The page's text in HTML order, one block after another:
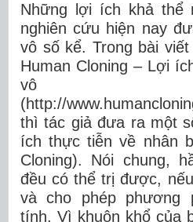
Những lợi ích khả thể
nghiên cứu hiện nay
vô số kể. Trong bài
Human Cloning – Lợi
vô
(http://
thì tác giả đưa ra một
ích thực tiễn về nhân
Cloning). Nói chung,
đều có thể trị được,
và cho phép phương
tính. Vì khuôn khổ của